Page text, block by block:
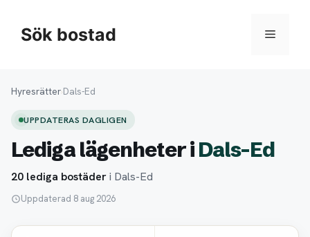
innehållSök bostad Meny
Hyresrätter›Dals-Ed
UPPDATERAS DAGLIGEN
Lediga lägenheter iDals-Ed
20 lediga bostäderi Dals-Ed
Uppdaterad 8 aug 2026